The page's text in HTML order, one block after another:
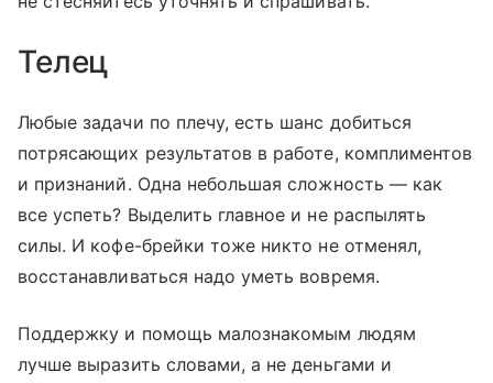
Телец
Любые задачи по плечу, есть шанс добиться
потрясающих результатов в работе, комплиментов
и признаний. Одна небольшая сложность — как
все успеть? Выделить главное и не распылять
силы. И кофе-брейки тоже никто не отменял,
восстанавливаться надо уметь вовремя.
Поддержку и помощь малознакомым людям
лучше выразить словами, а не деньгами и